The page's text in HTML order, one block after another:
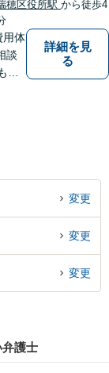
穂区役所駅から徒歩4
用体
談
お
詳細を見
る
変更
変更
変更
護士